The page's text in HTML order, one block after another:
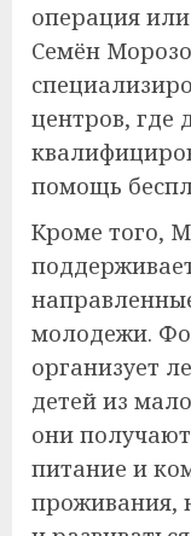
операция
Семён
центров, где
помощь
Кроме того,
молодежи.
организует
детей из
они
питание и
проживания,